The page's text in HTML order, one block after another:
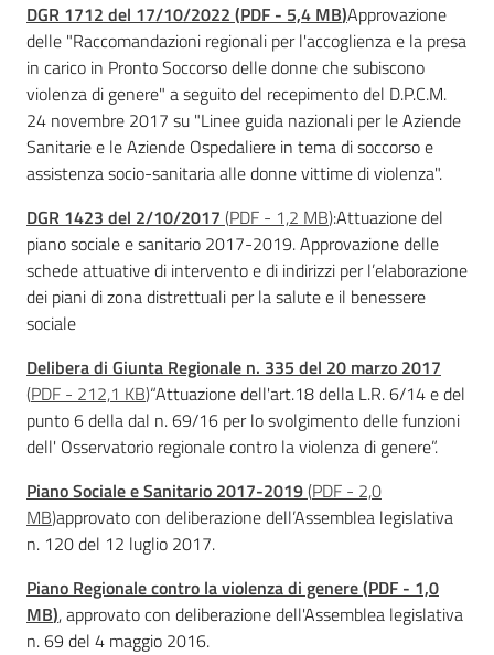
Pari
opportunità
Argomenti
Novità
Servizi
Leggi Atti Bandi
Piani Programmi
Progetti
DGR 1712 del 17/10/2022 (PDF - 5,4 MB)Approvazione
delle "Raccomandazioni regionali per l'accoglienza e la presa
in carico in Pronto Soccorso delle donne che subiscono
violenza di genere" a seguito del recepimento del D.P.C.M.
24 novembre 2017 su "Linee guida nazionali per le Aziende
Sanitarie e le Aziende Ospedaliere in tema di soccorso e
assistenza socio-sanitaria alle donne vittime di violenza".
DGR 1423 del 2/10/2017 (PDF - 1,2 MB):Attuazione del
piano sociale e sanitario 2017-2019. Approvazione delle
schede attuative di intervento e di indirizzi per l’elaborazione
dei piani di zona distrettuali per la salute e il benessere
sociale
Delibera di Giunta Regionale n. 335 del 20 marzo 2017
(PDF - 212,1 KB)“Attuazione dell'art.18 della L.R. 6/14 e del
punto 6 della dal n. 69/16 per lo svolgimento delle funzioni
dell' Osservatorio regionale contro la violenza di genere”.
Piano Sociale e Sanitario 2017-2019(PDF - 2,0
MB)approvato con deliberazione dell’Assemblea legislativa
n. 120 del 12 luglio 2017.
Piano Regionale contro la violenza di genere(PDF - 1,0
MB), approvato con deliberazione dell'Assemblea legislativa
n. 69 del 4 maggio 2016.